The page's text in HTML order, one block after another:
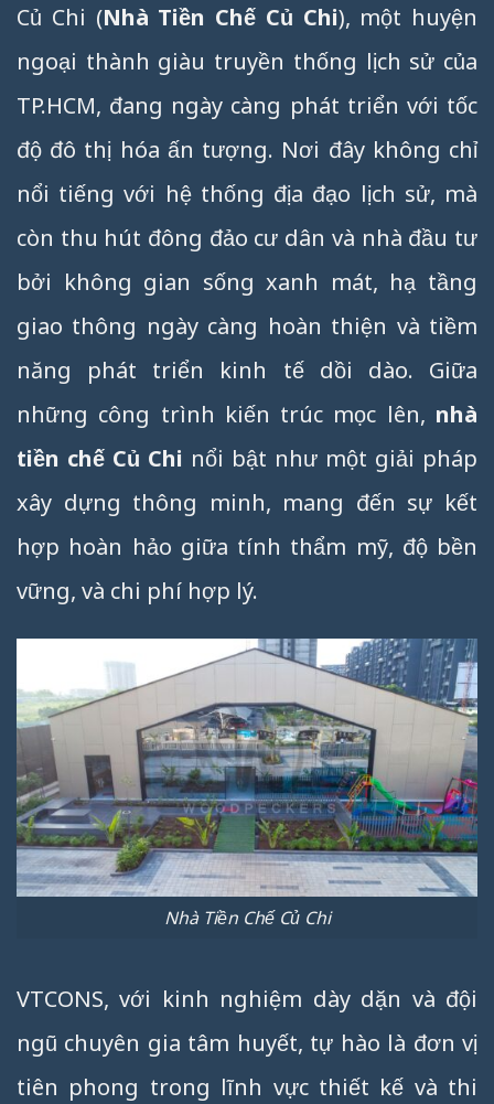
Củ Chi (Nhà Tiền Chế Củ Chi), một huyện
ngoại thành giàu truyền thống lịch sử của
TP.HCM, đang ngày càng phát triển với tốc
độ đô thị hóa ấn tượng. Nơi đây không chỉ
nổi tiếng với hệ thống địa đạo lịch sử, mà
còn thu hút đông đảo cư dân và nhà đầu tư
bởi không gian sống xanh mát, hạ tầng
giao thông ngày càng hoàn thiện và tiềm
năng phát triển kinh tế dồi dào. Giữa
những công trình kiến trúc mọc lên, nhà
tiền chế Củ Chi nổi bật như một giải pháp
xây dựng thông minh, mang đến sự kết
hợp hoàn hảo giữa tính thẩm mỹ, độ bền
vững, và chi phí hợp lý.
Nhà Tiền Chế Củ Chi
VTCONS, với kinh nghiệm dày dặn và đội
ngũ chuyên gia tâm huyết, tự hào là đơn vị
tiên phong trong lĩnh vực thiết kế và thi